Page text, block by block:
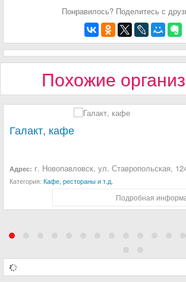
Понравилось? Поделитесь с
Похожие
Галакт, кафе
Адрес: г. Новопавловск, ул. Ставропольская,
Категория: Кафе, рестораны и т.д.
Подробная